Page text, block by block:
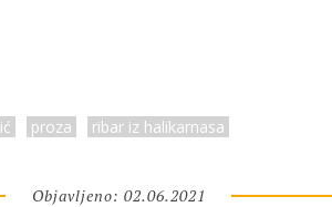
proza ribar iz halikarnasa
Objavljeno: 02.06.2021